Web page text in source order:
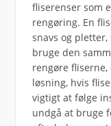
fliserenser som
rengøring. En
snavs og
bruge den
rengøre
løsning, hvis
vigtigt at følge
undgå at bruge